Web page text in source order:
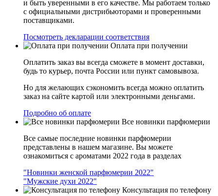
и быть уверенными в его качестве. Мы работаем только
с официальными дистрибьюторами и проверенными
поставщиками.
Посмотреть декларации соответствия
Оплата при получении
Оплатить заказ вы всегда сможете в момент доставки,
будь то курьер, почта России или пункт самовывоза.
Но для желающих сэкономить всегда можно оплатить
заказ на сайте картой или электронными деньгами.
Подробно об оплате
Все новинки парфюмерии
Все самые последние новинки парфюмерии
представлены в нашем магазине. Вы можете
ознакомиться с ароматами 2022 года в разделах
"Новинки женской парфюмерии 2022"
"Мужские духи 2022"
Консультация по телефону